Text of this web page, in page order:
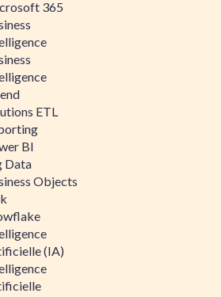
365
ETL
BI
Data
Objects
(IA)